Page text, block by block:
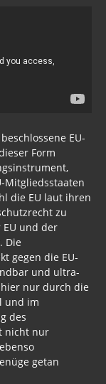
EU-
Form
Mitgliedsstaaten
die EU laut ihren
zu
und der
Die
gegen die EU-
und ultra-
nur durch die
und im
des
nicht nur
getan